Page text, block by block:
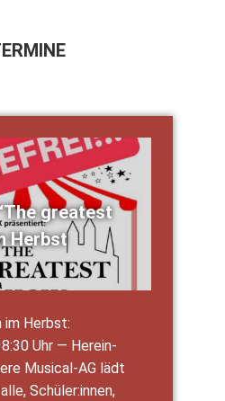
grea­test
Herbst
im Herbst:
Uhr — Her­ein­
Musi­­cal-AG lädt
Schüler:innen,